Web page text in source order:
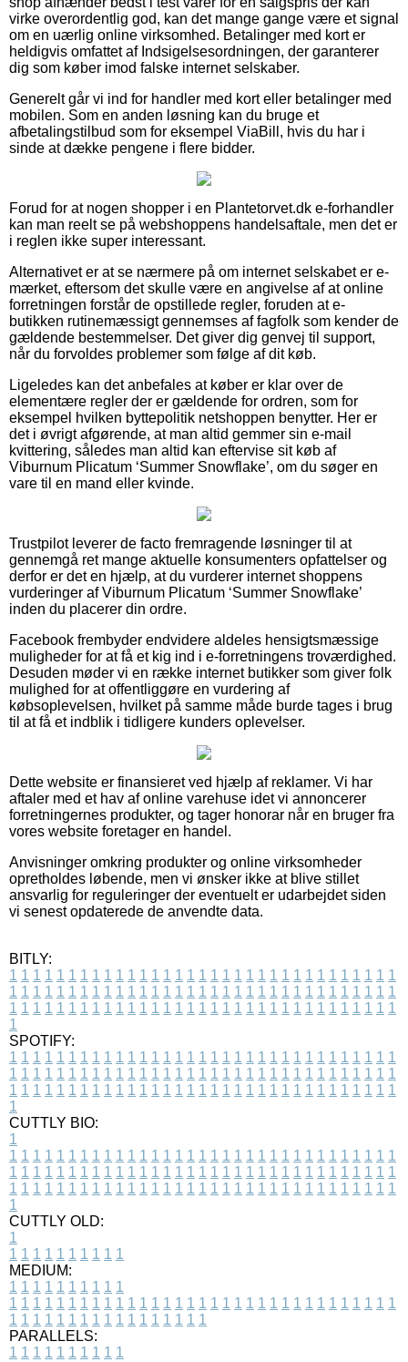
virke overordentlig god, kan det mange gange være et signal
om en uærlig online virksomhed. Betalinger med kort er
heldigvis omfattet af Indsigelsesordningen, der garanterer
dig som køber imod falske internet selskaber.
Generelt går vi ind for handler med kort eller betalinger med
mobilen. Som en anden løsning kan du bruge et
afbetalingstilbud som for eksempel ViaBill, hvis du har i
sinde at dække pengene i flere bidder.
Forud for at nogen shopper i en Plantetorvet.dk e-forhandler
kan man reelt se på webshoppens handelsaftale, men det er
i reglen ikke super interessant.
Alternativet er at se nærmere på om internet selskabet er e-
mærket, eftersom det skulle være en angivelse af at online
forretningen forstår de opstillede regler, foruden at e-
butikken rutinemæssigt gennemses af fagfolk som kender de
gældende bestemmelser. Det giver dig genvej til support,
når du forvoldes problemer som følge af dit køb.
Ligeledes kan det anbefales at køber er klar over de
elementære regler der er gældende for ordren, som for
eksempel hvilken byttepolitik netshoppen benytter. Her er
det i øvrigt afgørende, at man altid gemmer sin e-mail
kvittering, således man altid kan eftervise sit køb af
Viburnum Plicatum ‘Summer Snowflake’, om du søger en
vare til en mand eller kvinde.
Trustpilot leverer de facto fremragende løsninger til at
gennemgå ret mange aktuelle konsumenters opfattelser og
derfor er det en hjælp, at du vurderer internet shoppens
vurderinger af Viburnum Plicatum ‘Summer Snowflake’
inden du placerer din ordre.
Facebook frembyder endvidere aldeles hensigtsmæssige
muligheder for at få et kig ind i e-forretningens troværdighed.
Desuden møder vi en række internet butikker som giver folk
mulighed for at offentliggøre en vurdering af
købsoplevelsen, hvilket på samme måde burde tages i brug
til at få et indblik i tidligere kunders oplevelser.
Dette website er finansieret ved hjælp af reklamer. Vi har
aftaler med et hav af online varehuse idet vi annoncerer
forretningernes produkter, og tager honorar når en bruger fra
vores website foretager en handel.
Anvisninger omkring produkter og online virksomheder
opretholdes løbende, men vi ønsker ikke at blive stillet
ansvarlig for reguleringer der eventuelt er udarbejdet siden
vi senest opdaterede de anvendte data.
BITLY:
1 1 1 1 1 1 1 1 1 1 1 1 1 1 1 1 1 1 1 1 1 1 1 1 1 1 1 1 1 1 1 1 1
1 1 1 1 1 1 1 1 1 1 1 1 1 1 1 1 1 1 1 1 1 1 1 1 1 1 1 1 1 1 1 1 1
1 1 1 1 1 1 1 1 1 1 1 1 1 1 1 1 1 1 1 1 1 1 1 1 1 1 1 1 1 1 1 1 1
1
SPOTIFY:
1 1 1 1 1 1 1 1 1 1 1 1 1 1 1 1 1 1 1 1 1 1 1 1 1 1 1 1 1 1 1 1 1
1 1 1 1 1 1 1 1 1 1 1 1 1 1 1 1 1 1 1 1 1 1 1 1 1 1 1 1 1 1 1 1 1
1 1 1 1 1 1 1 1 1 1 1 1 1 1 1 1 1 1 1 1 1 1 1 1 1 1 1 1 1 1 1 1 1
1
CUTTLY BIO:
1
1 1 1 1 1 1 1 1 1 1 1 1 1 1 1 1 1 1 1 1 1 1 1 1 1 1 1 1 1 1 1 1 1
1 1 1 1 1 1 1 1 1 1 1 1 1 1 1 1 1 1 1 1 1 1 1 1 1 1 1 1 1 1 1 1 1
1 1 1 1 1 1 1 1 1 1 1 1 1 1 1 1 1 1 1 1 1 1 1 1 1 1 1 1 1 1 1 1 1
1
CUTTLY OLD:
1
1 1 1 1 1 1 1 1 1 1
MEDIUM:
1 1 1 1 1 1 1 1 1 1
1 1 1 1 1 1 1 1 1 1 1 1 1 1 1 1 1 1 1 1 1 1 1 1 1 1 1 1 1 1 1 1 1
1 1 1 1 1 1 1 1 1 1 1 1 1 1 1 1 1
PARALLELS:
1 1 1 1 1 1 1 1 1 1